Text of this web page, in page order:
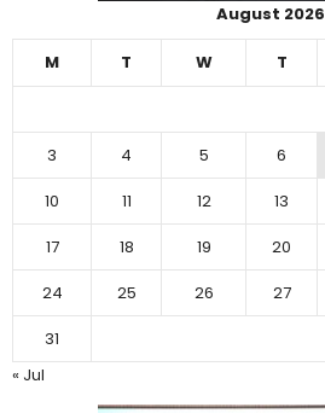
August 2026
M T W T
3
4 5 6
10
11 12 13
17
18 19 20
24
25 26 27
31
« Jul